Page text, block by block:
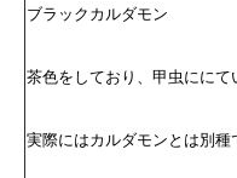
ブラックカルダモン
茶色をしており、甲虫ににて
実際にはカルダモンとは別種